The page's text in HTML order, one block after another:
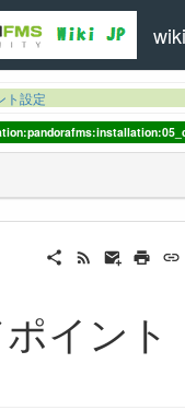
ト設定
イント